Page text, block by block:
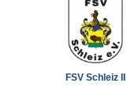
FSV Schleiz II